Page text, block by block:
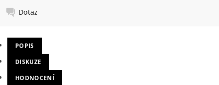
Dotaz
POPIS
DISKUZE
HODNOCENÍ